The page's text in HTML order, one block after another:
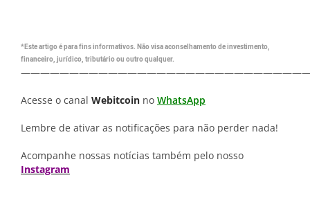
*Este artigo é para fins informativos. Não visa aconselhamento de investimento,
financeiro, jurídico, tributário ou outro qualquer.
Acesse o canal Webitcoin no WhatsApp
Lembre de ativar as notificações para não perder nada!
Acompanhe nossas notícias também pelo nosso
Instagram